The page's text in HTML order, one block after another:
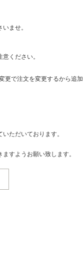
ませ。
ください。
で注文を変更するから追加
ただいております。
すようお願い致します。